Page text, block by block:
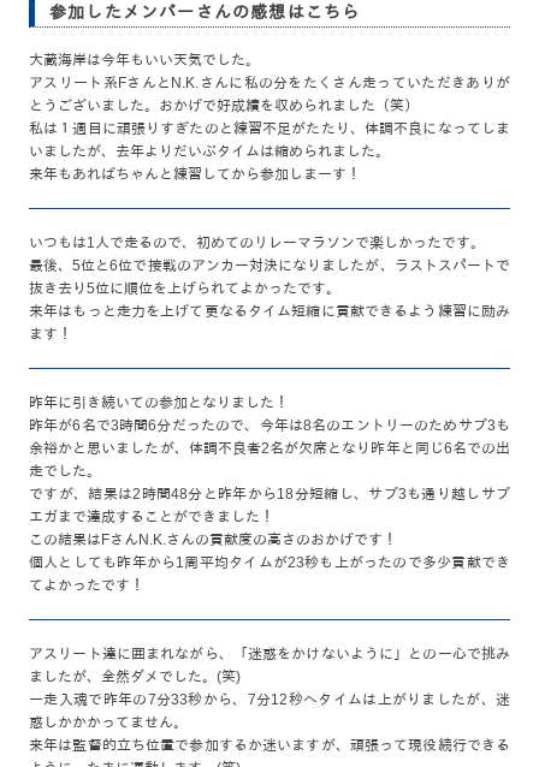
参加したメンバーさんの感想はこちら
大蔵海岸は今年もいい天気でした。
アスリート系FさんとN.K.さんに私の分をたくさん走っていただきありが
とうございました。おかげで好成績を収められました（笑）
私は１週目に頑張りすぎたのと練習不足がたたり、体調不良になってしま
いましたが、去年よりだいぶタイムは縮められました。
来年もあればちゃんと練習してから参加しまーす！
いつもは1人で走るので、初めてのリレーマラソンで楽しかったです。
最後、5位と6位で接戦のアンカー対決になりましたが、ラストスパートで
抜き去り5位に順位を上げられてよかったです。
来年はもっと走力を上げて更なるタイム短縮に貢献できるよう練習に励み
ます！
昨年に引き続いての参加となりました！
昨年が6名で3時間6分だったので、今年は8名のエントリーのためサブ3も
余裕かと思いましたが、体調不良者2名が欠席となり昨年と同じ6名での出
走でした。
ですが、結果は2時間48分と昨年から18分短縮し、サブ3も通り越しサブ
エガまで達成することができました！
この結果はFさんN.K.さんの貢献度の高さのおかげです！
個人としても昨年から1周平均タイムが23秒も上がったので多少貢献でき
てよかったです！
アスリート達に囲まれながら、「迷惑をかけないように」との一心で挑み
ましたが、全然ダメでした。(笑)
一走入魂で昨年の7分33秒から、7分12秒へタイムは上がりましたが、迷
惑しかかかってません。
来年は監督的立ち位置で参加するか迷いますが、頑張って現役続行できる